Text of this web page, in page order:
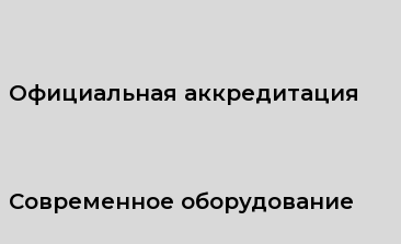
Официальная аккредитация
Современное оборудование